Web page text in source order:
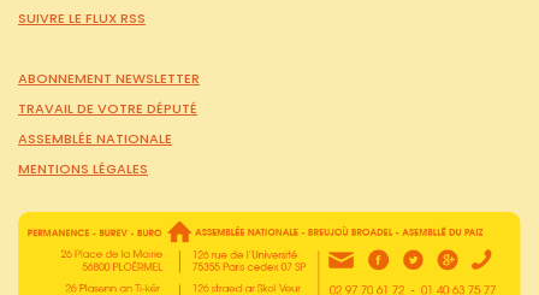
SUIVRE LE FLUX RSS
ABONNEMENT NEWSLETTER
TRAVAIL DE VOTRE DÉPUTÉ
ASSEMBLÉE NATIONALE
MENTIONS LÉGALES